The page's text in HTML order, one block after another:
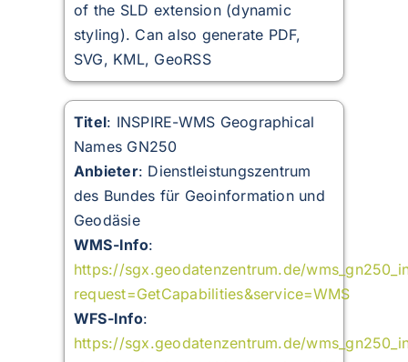
of the SLD extension (dynamic
styling). Can also generate PDF,
SVG, KML, GeoRSS
Titel: INSPIRE-WMS Geographical
Names GN250
Anbieter: Dienstleistungszentrum
des Bundes für Geoinformation und
Geodäsie
WMS-Info:
https://sgx.geodatenzentrum.de/
request=GetCapabilities&service=WMS
WFS-Info:
https://sgx.geodatenzentrum.de/